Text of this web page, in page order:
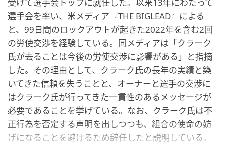
選手会を率い、米メディア『THE BIGLEAD』による
と、99日間のロックアウトが起きた2022年を含む2回
の労使交渉を経験している。同メディアは「クラーク
氏が去ることは今後の労使交渉に影響がある」と指摘
した。その理由として、クラーク氏の長年の実績と築
いてきた信頼を失うことと、オーナーと選手の交渉に
はクラーク氏が行ってきた一貫性のあるメッセージが
必要であることを挙げている。なお、クラーク氏は不
正行為を否定する声明を出しつつも、組合の使命の妨
げになることを避けるため辞任したと説明している。